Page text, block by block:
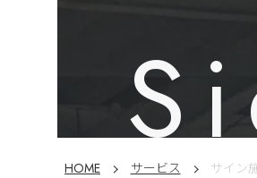
HOME サービス サイン